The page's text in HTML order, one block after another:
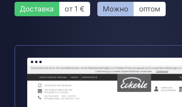
Доставка от 1 € Можно оптом